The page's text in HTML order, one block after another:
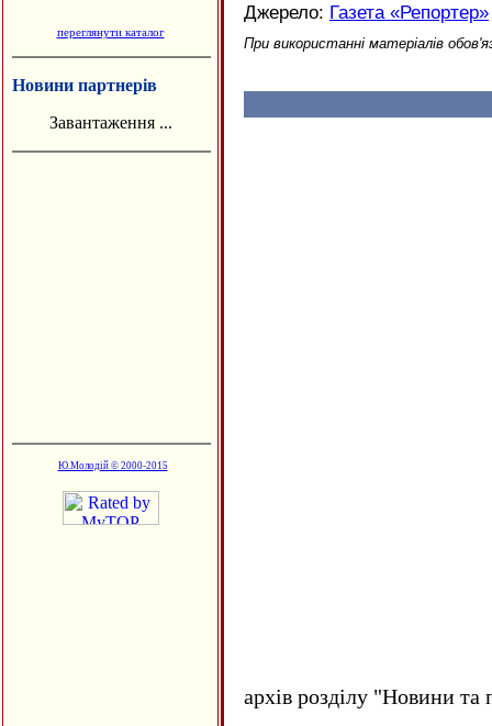
переглянути каталог
Новини партнерів
Завантаження ...
Ю.Молодій © 2000-2015
Джерело: Газета «Репортер»
При використанні матеріалів
архів розділу "Новини та